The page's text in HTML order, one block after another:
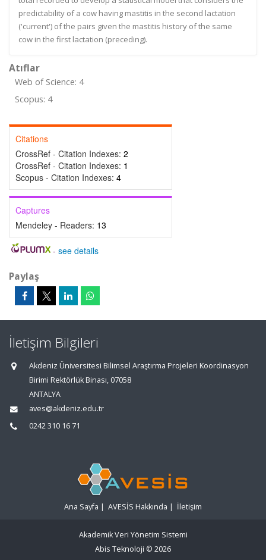
predictability of a cow having mastitis in the second lactation
('current') of the pairs given the mastitis history of the same
cow in the first lactation (preceding).
Atıflar
Web of Science: 4
Scopus: 4
Citations
CrossRef - Citation Indexes: 2
CrossRef - Citation Indexes: 1
Scopus - Citation Indexes: 4
Captures
Mendeley - Readers: 13
- see details
Paylaş
İletişim Bilgileri
Akdeniz Üniversitesi Bilimsel Araştırma Projeleri Koordinasyon
Birimi Rektörlük Binası, 07058
ANTALYA
aves@akdeniz.edu.tr
0242 310 16 71
Ana Sayfa | AVESİS Hakkında | İletişim
Akademik Veri Yönetim Sistemi
Abis Teknoloji © 2026